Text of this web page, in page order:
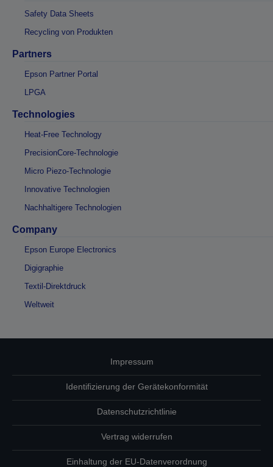
Safety Data Sheets
Recycling von Produkten
Partners
Epson Partner Portal
LPGA
Technologies
Heat-Free Technology
PrecisionCore-Technologie
Micro Piezo-Technologie
Innovative Technologien
Nachhaltigere Technologien
Company
Epson Europe Electronics
Digigraphie
Textil-Direktdruck
Weltweit
Impressum
Identifizierung der Gerätekonformität
Datenschutzrichtlinie
Vertrag widerrufen
Einhaltung der EU-Datenverordnung